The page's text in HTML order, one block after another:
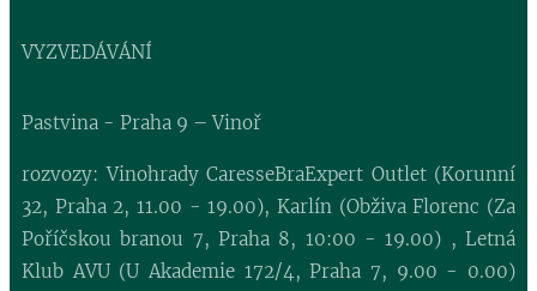
VYZVEDÁVÁNÍ
Pastvina - Praha 9 – Vinoř
rozvozy: Vinohrady CaresseBraExpert Outlet (Korunní
32, Praha 2, 11.00 - 19.00), Karlín (Obživa Florenc (Za
Poříčskou branou 7, Praha 8, 10:00 - 19.00) , Letná
Klub AVU (U Akademie 172/4, Praha 7, 9.00 - 0.00)